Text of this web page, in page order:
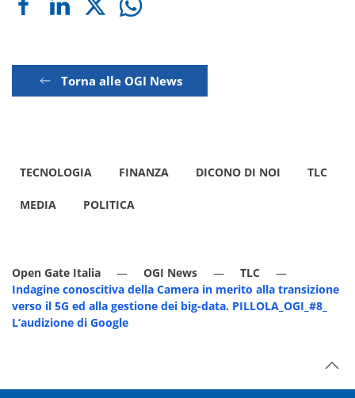
Torna alle OGI News
TECNOLOGIA FINANZA DICONO DI NOI TLC
MEDIA POLITICA
Open Gate Italia OGI News
TLC
Indagine conoscitiva della Camera in merito alla transizione
verso il 5G ed alla gestione dei big-data. PILLOLA_OGI_#8_
L’audizione di Google